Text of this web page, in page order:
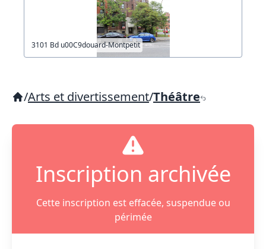
3101 Bd u00C9douard-Montpetit
/Arts et divertissement/Théâtre
Inscription archivée
Cette inscription est effacée, suspendue ou
périmée